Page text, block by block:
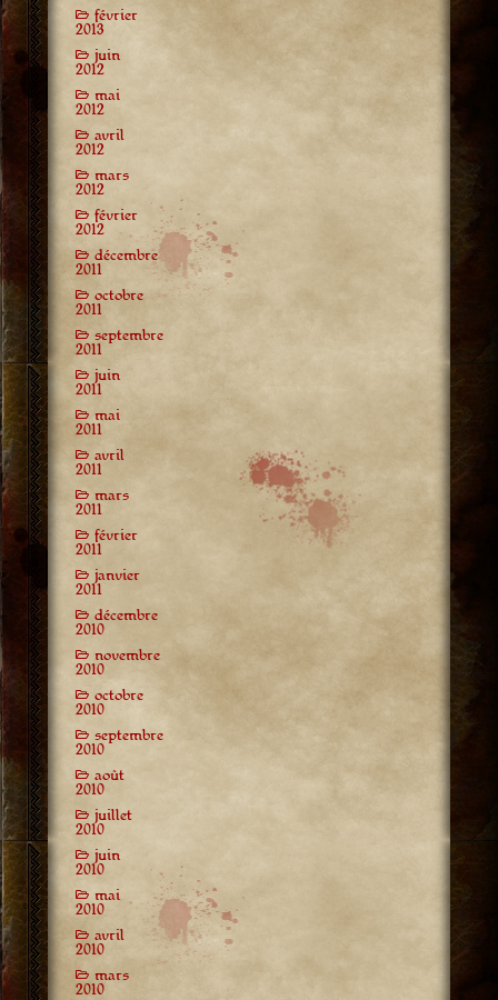
février
2013
juin
2012
mai
2012
avril
2012
mars
2012
février
2012
décembre
2011
octobre
2011
septembre
2011
juin
2011
mai
2011
avril
2011
mars
2011
février
2011
janvier
2011
décembre
2010
novembre
2010
octobre
2010
septembre
2010
août
2010
juillet
2010
juin
2010
mai
2010
avril
2010
mars
2010